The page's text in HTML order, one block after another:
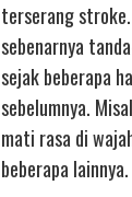
terserang
sebenarnya
sejak beberapa
sebelumnya.
mati rasa di
beberapa